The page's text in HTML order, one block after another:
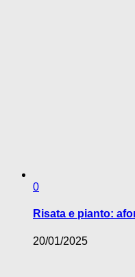
0
Risata e pianto:
20/01/2025